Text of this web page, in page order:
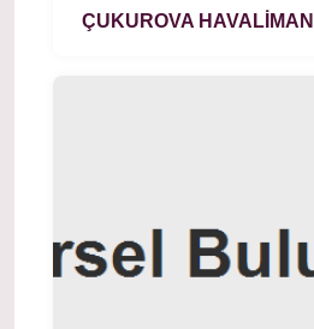
ÇUKUROVA HAVALİMANI